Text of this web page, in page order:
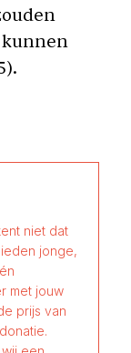
kunnen
niet dat
jonge,
met jouw
prijs van